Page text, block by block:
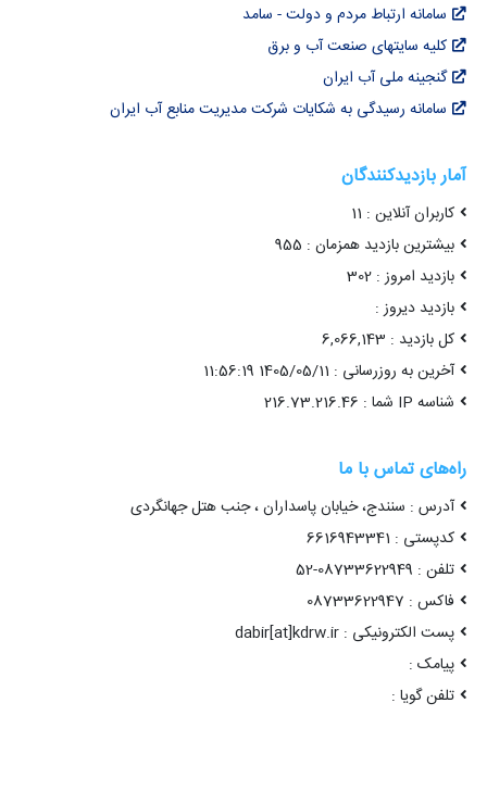
سامانه ارتباط مردم و دولت - سامد
کلیه سایتهای صنعت آب و برق
گنجینه ملی آب ایران
سامانه رسیدگی به شکایات شرکت مدیریت منابع آب ایران
آمار بازدیدکنندگان
کاربران آنلاین : 11
بیشترین بازدید همزمان : 955
بازدید امروز : 302
بازدید دیروز :
کل بازدید : 6,066,143
آخرین به روزرسانی : 1405/05/11 11:56:19
شناسه IP شما : 216.73.216.46
راه‌های تماس با ما
آدرس : سنندج، خیابان پاسداران ، جنب هتل جهانگردی
کدپستی : 6616943341
تلفن : 08733622949-52
فاکس : 08733622947
پست الکترونیکی : dabir[at]kdrw.ir
پیامک :
تلفن گویا :